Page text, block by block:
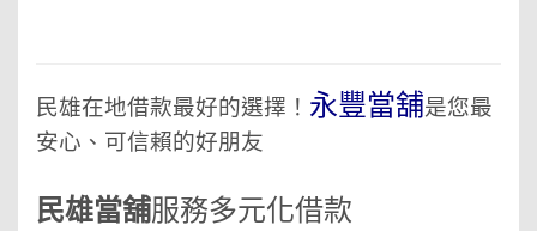
民雄在地借款最好的選擇！ 永豐當舖是您最
安心、可信賴的好朋友
民雄當舖服務多元化借款